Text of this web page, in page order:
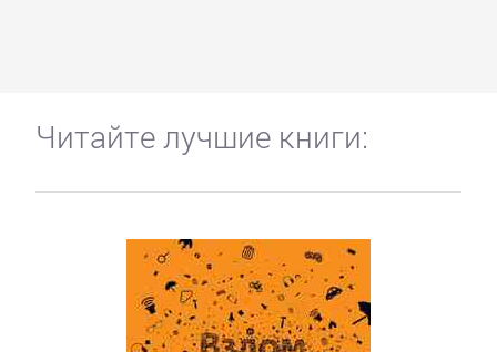
Читайте лучшие книги: